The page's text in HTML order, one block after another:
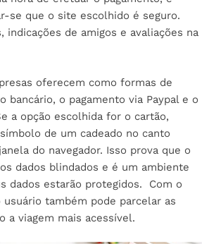
se que o site escolhido é seguro.
indicações de amigos e avaliações na
oferecem como formas de
bancário, o pagamento via Paypal e o
a opção escolhida for o cartão,
de um cadeado no canto
do navegador. Isso prova que o
dados blindados e é um ambiente
dados estarão protegidos. Com o
também pode parcelar as
a viagem mais acessível.